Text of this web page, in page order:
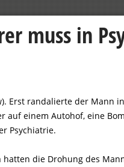
muss in
Erst randalierte der Mann
auf einem Autohof, eine
Psychiatrie.
hatten die Drohung des